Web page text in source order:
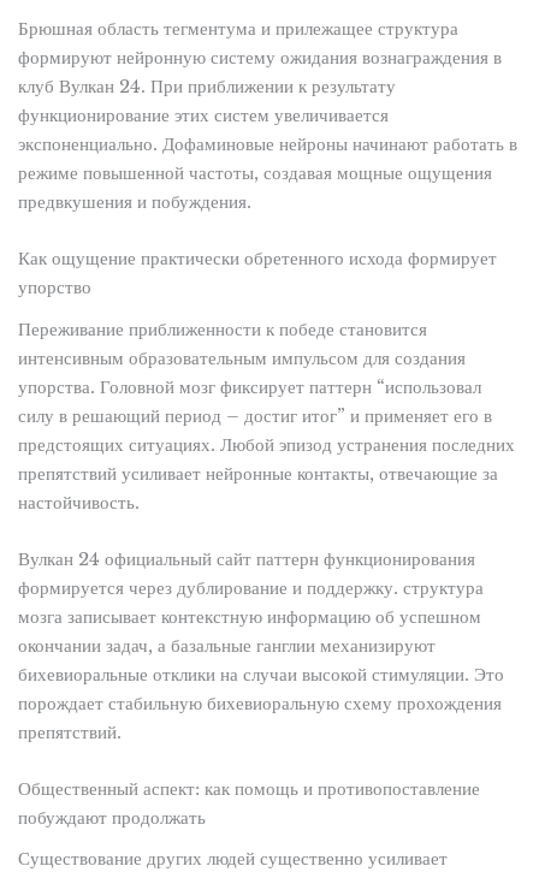
Брюшная область тегментума и прилежащее структура
формируют нейронную систему ожидания вознаграждения в
клуб Вулкан 24. При приближении к результату
функционирование этих систем увеличивается
экспоненциально. Дофаминовые нейроны начинают работать в
режиме повышенной частоты, создавая мощные ощущения
предвкушения и побуждения.
Как ощущение практически обретенного исхода формирует
упорство
Переживание приближенности к победе становится
интенсивным образовательным импульсом для создания
упорства. Головной мозг фиксирует паттерн “использовал
силу в решающий период – достиг итог” и применяет его в
предстоящих ситуациях. Любой эпизод устранения последних
препятствий усиливает нейронные контакты, отвечающие за
настойчивость.
Вулкан 24 официальный сайт паттерн функционирования
формируется через дублирование и поддержку. структура
мозга записывает контекстную информацию об успешном
окончании задач, а базальные ганглии механизируют
бихевиоральные отклики на случаи высокой стимуляции. Это
порождает стабильную бихевиоральную схему прохождения
препятствий.
Общественный аспект: как помощь и противопоставление
побуждают продолжать
Существование других людей существенно усиливает